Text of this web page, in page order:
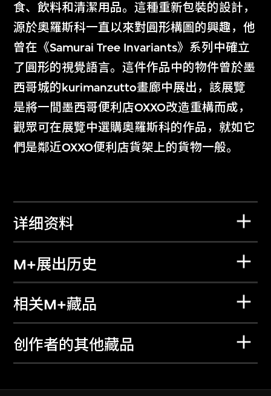
食、飲料和清潔用品。這種重新包裝的設計，
源於奧羅斯科一直以來對圓形構圖的興趣，他
曾在《Samurai Tree Invariants》系列中確立
了圓形的視覺語言。這件作品中的物件曾於墨
西哥城的kurimanzutto畫廊中展出，該展覽
是將一間墨西哥便利店OXXO改造重構而成，
觀眾可在展覽中選購奧羅斯科的作品，就如它
們是鄰近OXXO便利店貨架上的貨物一般。
详细资料
M+展出历史
相关M+藏品
创作者的其他藏品